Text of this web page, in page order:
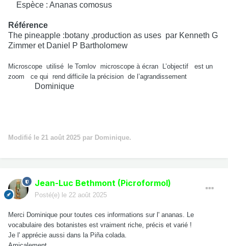
Espèce : Ananas comosus
Référence
The pineapple :botany ,production as uses par Kenneth G
Zimmer et Daniel P Bartholomew
Microscope utilisé le Tomlov microscope à écran L’objectif
est un
zoom
ce qui rend difficile la précision de l’agrandissement
Dominique
Modifié le 21 août 2025 par Dominique.
Jean-Luc Bethmont (Picroformol)
Posté(e) le 22 août 2025
Merci Dominique pour toutes ces informations sur l' ananas. Le
vocabulaire des botanistes est vraiment riche, précis et varié !
Je l' apprécie aussi dans la Piña colada.